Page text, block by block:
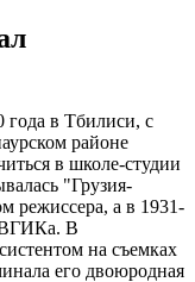
в Тбилиси, с
районе
в школе-студии
"Грузия-
режиссера, а в 1931-
ВГИКа. В
на съемках
его двоюродная